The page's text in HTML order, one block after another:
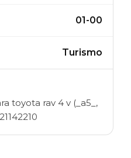
01-00
Turismo
toyota rav 4 v (_a5_,